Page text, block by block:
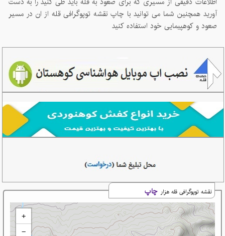
آورید همچنین شما می توانید با چاپ نقشه توپوگرافی قله از ان در مسیر
صعود و کوهپیمایی خود استفاده کنید
نقشه توپوگرافی قله هزار چاپ
+
−